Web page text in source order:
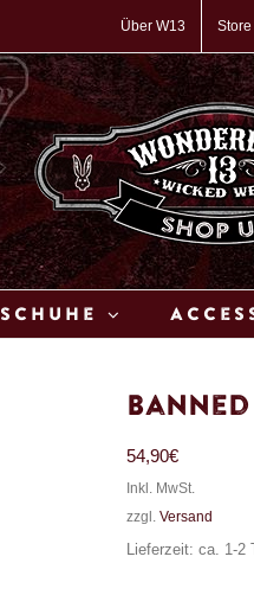
Über W13
Schuhe
54,90€
Inkl. MwSt.
zzgl. Versand
Lieferzeit: ca. 1-2